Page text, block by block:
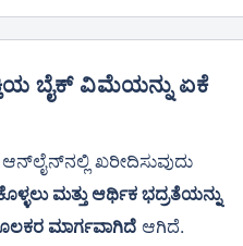
ಖರೀದಿಸುವುದು
ಮತ್ತು ಆರ್ಥಿಕ ಭದ್ರತೆಯನ್ನು
ಮಾರ್ಗವಾಗಿದೆ ಆಗಿದೆ.